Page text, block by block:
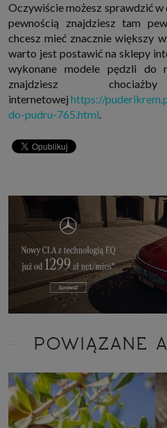
Oczywiście możesz sprawdzić
pewnością znajdziesz tam
chcesz mieć znacznie większy
warto jest postawić na sklepy
wykonane modele pędzli do
znajdziesz
internetowej https://
do-pudru-765.html.
POWIĄZANE